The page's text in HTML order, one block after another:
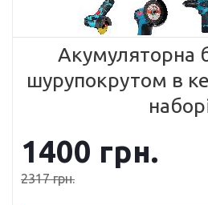
Акумуляторна
шурупокрутом в
1400 грн.
2317грн.